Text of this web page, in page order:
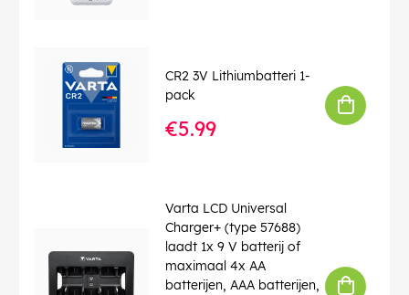
CR2 3V Lithiumbatteri 1-
pack
€5.99
Varta LCD Universal
Charger+ (type 57688)
laadt 1x 9 V batterij of
maximaal 4x AA
batterijen, AAA batterijen,